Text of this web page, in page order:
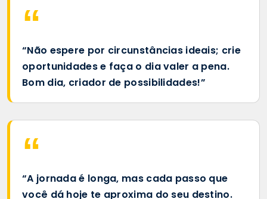
“Não espere por circunstâncias ideais; crie
oportunidades e faça o dia valer a pena.
Bom dia, criador de possibilidades!”
“A jornada é longa, mas cada passo que
você dá hoje te aproxima do seu destino.